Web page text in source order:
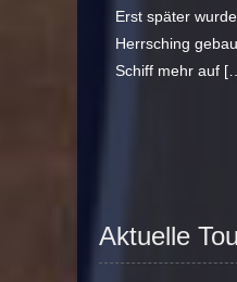
Erst später
Herrsching
Schiff mehr auf
Aktuelle